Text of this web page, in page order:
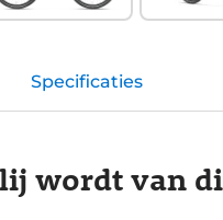
Specificaties
wordt van